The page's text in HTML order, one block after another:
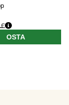
OSTA